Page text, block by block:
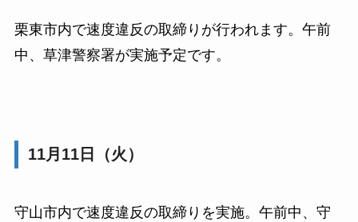
栗東市内で速度違反の取締りが行われます。午前
中、草津警察署が実施予定です。
11月11日（火）
守山市内で速度違反の取締りを実施。午前中、守